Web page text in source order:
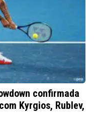
confirmada
Kyrgios, Rublev,